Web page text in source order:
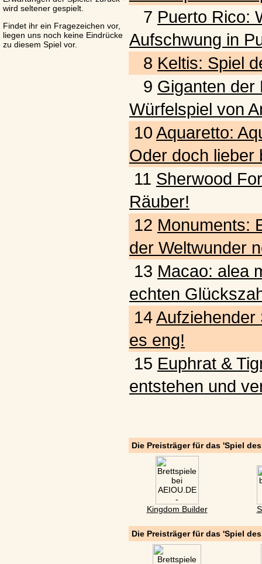
wird seltener gespielt.
Findet ihr ein Fragezeichen vor,
liegen uns noch keine Eindrücke
zu diesem Spiel vor.
7 Puerto Rico:
Aufschwung in
8 Keltis: Spiel
9 Giganten der
Würfelspiel von
10 Aquaretto:
Oder doch lieber
11 Sherwood
Räuber!
12 Monuments:
der Weltwunder
13 Macao: alea
echten
14Aufziehender
es eng!
15 Euphrat &
entstehen und
Die Preisträger für das 'Spiel
Kingdom Builder
Die Preisträger für das 'Spiel